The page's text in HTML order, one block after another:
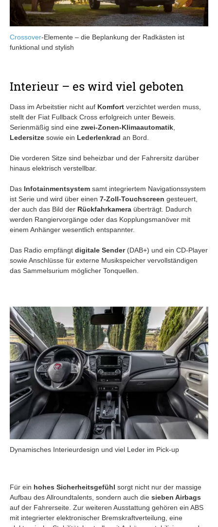
Crossover-Elemente – die Beplankung der Radkästen ist
funktional und stylish
Interieur – es wird viel geboten
Dass im Arbeitstier nicht auf Komfort verzichtet werden muss,
stellt der Fiat Fullback Cross erfolgreich unter Beweis.
Serienmäßig sind eine zwei-Zonen-Klimaautomatik,
Ledersitze sowie ein Lederlenkrad an Bord.
Die vorderen Sitze sind beheizbar und der Fahrersitz darüber
hinaus elektrisch verstellbar.
Das Infotainmentsystem samt integriertem Navigationssystem
ist Serie und wird über einen 7-Zoll-Touchscreen gesteuert,
der auch das Bild der Rückfahrkamera überträgt. Dadurch
werden Rangiervorgänge oder das Kopplungsmanöver mit
einem Anhänger wesentlich entspannter.
Das Radio empfängt digitale Sender(DAB+) und ein CD-Player
sowie Anschlüsse für externe Musikspeicher vervollständigen
das Sammelsurium möglicher Tonquellen.
Dynamisches Interieurdesign und viel Leder im Pick-up
Für ein hohes Sicherheitsgefühl sorgt nicht nur der massige
Aufbau des Allroundtalents, sondern auch die sieben Airbags
auf der Fahrerseite. Zur weiteren Ausstattung gehören ein ABS
mit integrierter elektronischer Bremskraftverteilung, eine